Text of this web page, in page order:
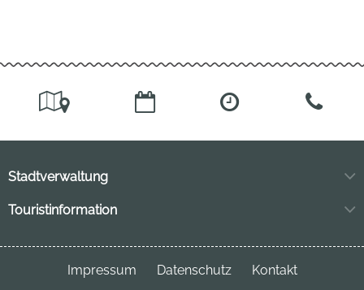
Stadtverwaltung
Markt 11
034243 7220
Touristinformation
Neuhofstraße 3
04849 Bad Düben
Impressum Datenschutz Kontakt